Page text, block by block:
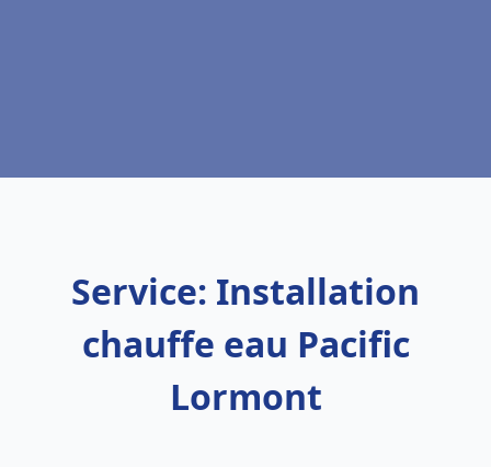
Service: Installation
chauffe eau Pacific
Lormont